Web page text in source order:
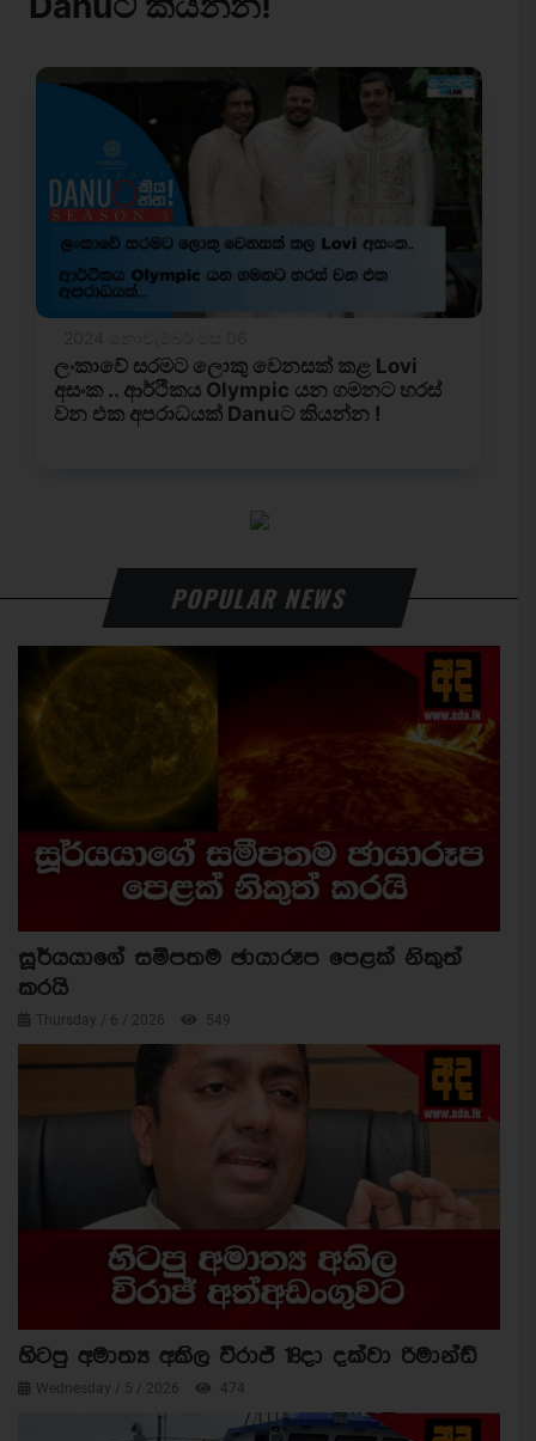
POPULAR NEWS
සූර්යයාගේ සමීපතම ඡායාරූප පෙළක් නිකුත්
කරයි
Thursday / 6 / 2026 549
හිටපු අමාත්‍ය අකිල විරාජ් 18දා දක්වා රිමාන්ඩ්
Wednesday / 5 / 2026 474